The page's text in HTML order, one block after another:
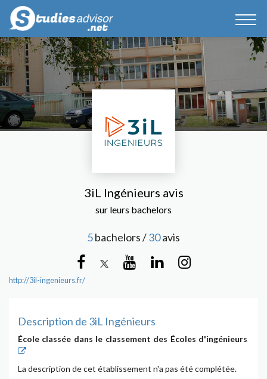
3iL Ingénieurs avis
sur leurs bachelors
5bachelors /30avis
http://3il-ingenieurs.fr/
Description de 3iL Ingénieurs
École classée dans le classement des Écoles d'ingénieurs
La description de cet établissement n'a pas été complétée.